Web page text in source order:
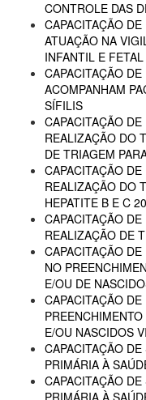
CONTROLE DAS
CAPACITAÇÃO
ATUAÇÃO NA
INFANTIL E FETAL
CAPACITAÇÃO
ACOMPANHAM
SÍFILIS
CAPACITAÇÃO
REALIZAÇÃO DO
DE TRIAGEM
CAPACITAÇÃO
REALIZAÇÃO DO
HEPATITE B E C
CAPACITAÇÃO
REALIZAÇÃO DE
CAPACITAÇÃO
NO
E/OU DE
CAPACITAÇÃO
E/OU NASCIDOS
CAPACITAÇÃO
PRIMÁRIA À
CAPACITAÇÃO
PRIMÁRIA À